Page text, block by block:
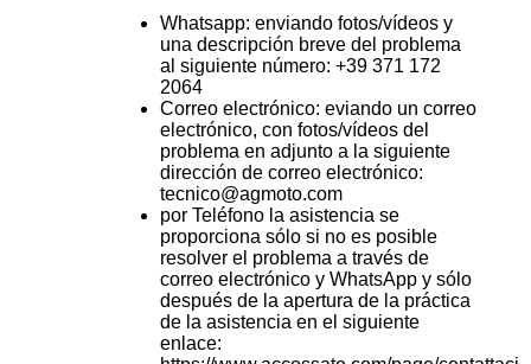
Whatsapp: enviando fotos/vídeos y
una descripción breve del problema
al siguiente número: +39 371 172
2064
Correo electrónico: eviando un correo
electrónico, con fotos/vídeos del
problema en adjunto a la siguiente
dirección de correo electrónico:
tecnico@agmoto.com
por Teléfono la asistencia se
proporciona sólo si no es posible
resolver el problema a través de
correo electrónico y WhatsApp y sólo
después de la apertura de la práctica
de la asistencia en el siguiente
enlace: